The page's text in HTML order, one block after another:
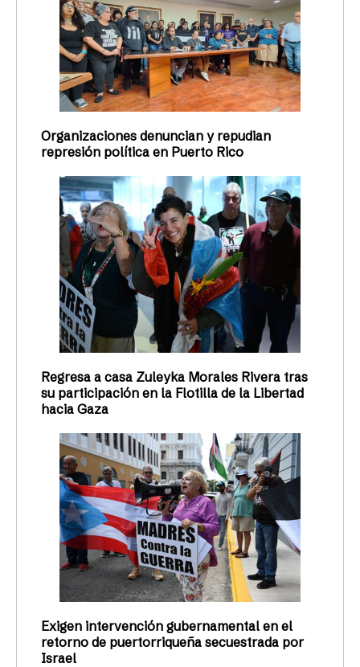
Organizaciones denuncian y repudian
represión política en Puerto Rico
Regresa a casa Zuleyka Morales Rivera tras
su participación en la Flotilla de la Libertad
hacia Gaza
Exigen intervención gubernamental en el
retorno de puertorriqueña secuestrada por
Israel